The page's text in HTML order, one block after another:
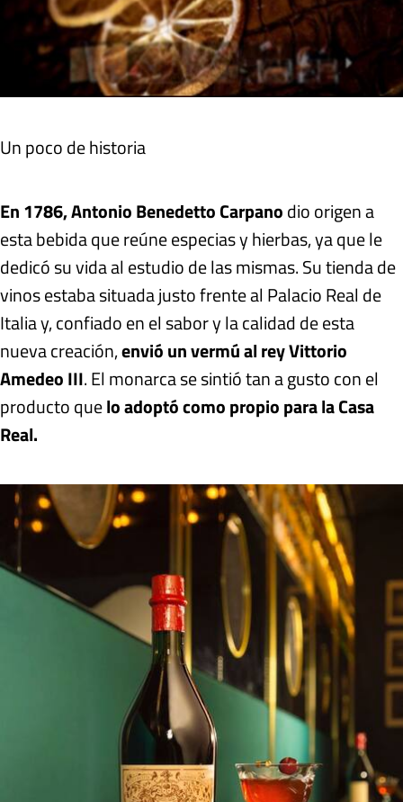
Un poco de historia
En 1786, Antonio Benedetto Carpanodio origen a
esta bebida que reúne especias y hierbas, ya que le
dedicó su vida al estudio de las mismas. Su tienda de
vinos estaba situada justo frente al Palacio Real de
Italia y, confiado en el sabor y la calidad de esta
nueva creación,envió un vermú al rey Vittorio
Amedeo III. El monarca se sintió tan a gusto con el
producto quelo adoptó como propio para la Casa
Real.